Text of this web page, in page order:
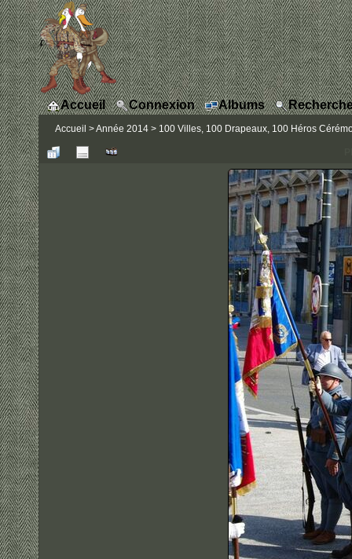
Accueil Connexion Albums
Accueil >Année 2014 > 100 Villes, 100 Drapeaux, 100 Héros